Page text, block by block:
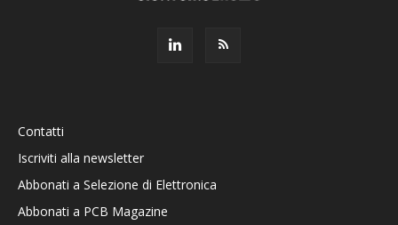
Contatti
Iscriviti alla newsletter
Abbonati a Selezione di Elettronica
Abbonati a PCB Magazine